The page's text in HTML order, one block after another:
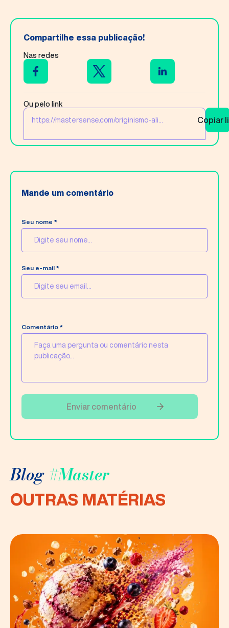
Compartilhe essa publicação!
Nas redes
Ou pelo link
https://mastersense.com/originismo-ali... Copiar
Mande um comentário
Comentário *
Seu nome *
Seu e-mail *
Blog#Master
OUTRAS MATÉRIAS